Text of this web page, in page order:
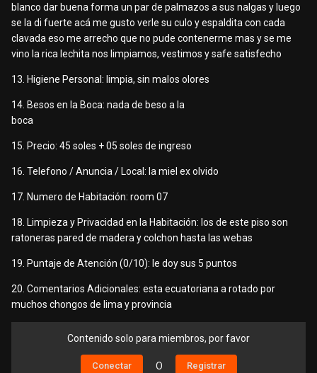
blanco dar buena forma un par de palmazos a sus nalgas y luego
se la di fuerte acá me gusto verle su culo y espaldita con cada
clavada eso me arrecho que no pude contenerme mas y se me
vino la rica lechita nos limpiamos, vestimos y safe satisfecho
13. Higiene Personal: limpia, sin malos olores
14. Besos en la Boca: nada de beso a la
boca
15. Precio: 45 soles + 05 soles de ingreso
16. Telefono / Anuncia / Local: la miel ex olvido
17. Numero de Habitación: room 07
18. Limpieza y Privacidad en la Habitación: los de este piso son
ratoneras pared de madera y colchon hasta las webas
19. Puntaje de Atención (0/10): le doy sus 5 puntos
20. Comentarios Adicionales: esta ecuatoriana a rotado por
muchos chongos de lima y provincia
Contenido solo para miembros, por favor
Conectar O Registrar